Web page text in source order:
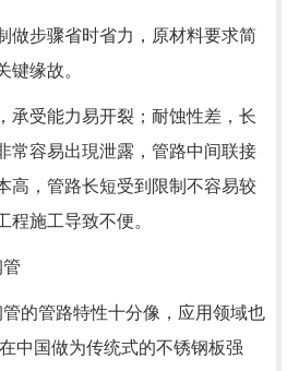
做步骤省时省力，原材料要求简
键缘故。
承受能力易开裂；耐蚀性差，长
常容易出現泄露，管路中间联接
高，管路长短受到限制不容易较
程施工导致不便。
的管路特性十分像，应用领域也
中国做为传统式的不锈钢板强